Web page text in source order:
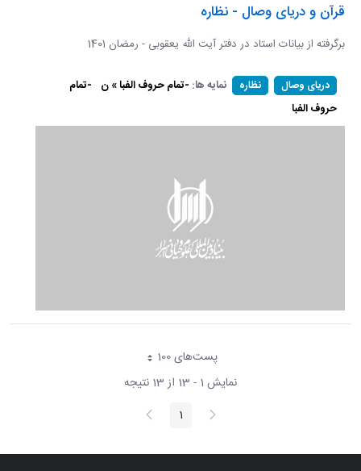
قرآن و دریای وصال - نظاره
برگرفته از بیانات استاد در دفتر آیت الله یعقوبی - رمضان 1401
دریای وصال نظاره نمایه ها: -تمام حروف الفبا » ن -تمام
حروف الفبا
پست‌‌های 100هر صفحه
نمایش 1 - 13 از 13 نتیجه
پیغام
قبلی صفحه1 صفحه
بعد